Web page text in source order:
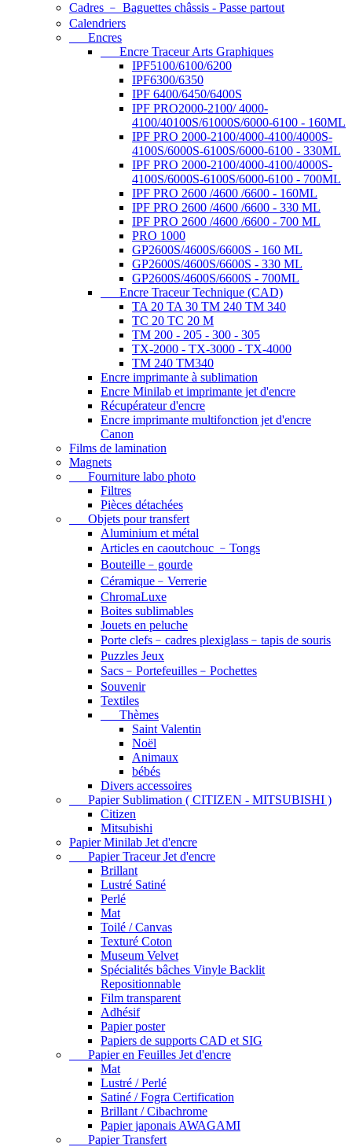
Cadres ﹣ Baguettes châssis - Passe partout
Calendriers
Encres
Encre Traceur Arts Graphiques
IPF5100/6100/6200
IPF6300/6350
IPF 6400/6450/6400S
IPF PRO2000-2100/ 4000-
4100/40100S/61000S/6000-6100 - 160ML
IPF PRO 2000-2100/4000-4100/4000S-
4100S/6000S-6100S/6000-6100 - 330ML
IPF PRO 2000-2100/4000-4100/4000S-
4100S/6000S-6100S/6000-6100 - 700ML
IPF PRO 2600 /4600 /6600 - 160ML
IPF PRO 2600 /4600 /6600 - 330 ML
IPF PRO 2600 /4600 /6600 - 700 ML
PRO 1000
GP2600S/4600S/6600S - 160 ML
GP2600S/4600S/6600S - 330 ML
GP2600S/4600S/6600S - 700ML
Encre Traceur Technique (CAD)
TA 20 TA 30 TM 240 TM 340
TC 20 TC 20 M
TM 200 - 205 - 300 - 305
TX-2000 - TX-3000 - TX-4000
TM 240 TM340
Encre imprimante à sublimation
Encre Minilab et imprimante jet d'encre
Récupérateur d'encre
Encre imprimante multifonction jet d'encre
Canon
Films de lamination
Magnets
Fourniture labo photo
Filtres
Pièces détachées
Objets pour transfert
Aluminium et métal
Articles en caoutchouc ﹣Tongs
Bouteille﹣gourde
Céramique﹣Verrerie
ChromaLuxe
Boites sublimables
Jouets en peluche
Porte clefs﹣cadres plexiglass﹣tapis de souris
Puzzles Jeux
Sacs﹣Portefeuilles﹣Pochettes
Souvenir
Textiles
Thèmes
Saint Valentin
Noël
Animaux
bébés
Divers accessoires
Papier Sublimation ( CITIZEN - MITSUBISHI )
Citizen
Mitsubishi
Papier Minilab Jet d'encre
Papier Traceur Jet d'encre
Brillant
Lustré Satiné
Perlé
Mat
Toilé / Canvas
Texturé Coton
Museum Velvet
Spécialités bâches Vinyle Backlit
Repositionnable
Film transparent
Adhésif
Papier poster
Papiers de supports CAD et SIG
Papier en Feuilles Jet d'encre
Mat
Lustré / Perlé
Satiné / Fogra Certification
Brillant / Cibachrome
Papier japonais AWAGAMI
Papier Transfert